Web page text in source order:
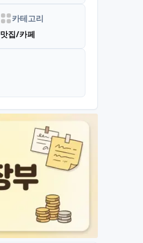
카테고리
맛집/카페